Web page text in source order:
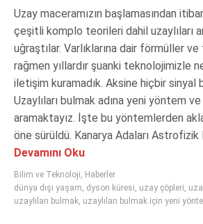
Uzay maceramızın başlamasından
çeşitli komplo teorileri dahil uzaylıları
uğraştılar. Varlıklarına dair förmüller
rağmen yıllardır şuanki teknolojimizle
iletişim kuramadık. Aksine hiçbir sinyal
Uzaylıları bulmak adına yeni yöntem
aramaktayız. İşte bu yöntemlerden
öne sürüldü. Kanarya Adaları Astrofizik
Devamını Oku
Bilim ve Teknoloji, Haberler
dünya dışı yaşam, dyson küresi, uzay çöpleri,
uzaylıları bulmak, uzaylıları bulmak için yeni